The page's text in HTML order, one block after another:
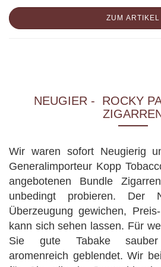
ZUM ARTIKEL
NEUGIER - ROCKY
Wir waren sofort Neugierig
Generalimporteur Kopp
angebotenen Bundle
unbedingt probieren. Der
Überzeugung gewichen,
kann sich sehen lassen. Für
Sie gute Tabake
aromenreich geblendet. Wir